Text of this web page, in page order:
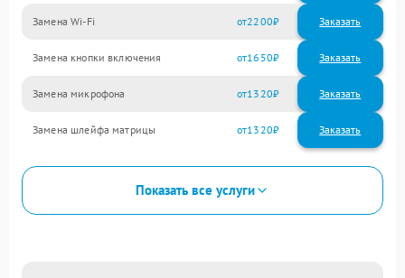
Замена Wi-Fi 2200
Замена кнопки включения 1650
Замена микрофона 1320
Замена шлейфа матрицы 1320
Показать все услуги